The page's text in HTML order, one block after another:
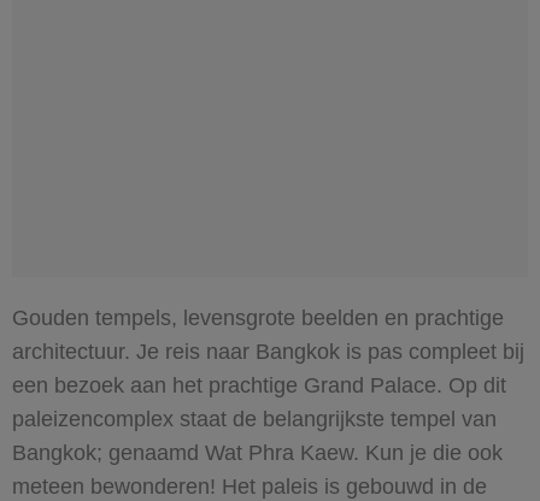
Gouden tempels, levensgrote beelden en prachtige
architectuur. Je reis naar Bangkok is pas compleet bij
een bezoek aan het prachtige Grand Palace. Op dit
paleizencomplex staat de belangrijkste tempel van
Bangkok; genaamd Wat Phra Kaew. Kun je die ook
meteen bewonderen! Het paleis is gebouwd in de